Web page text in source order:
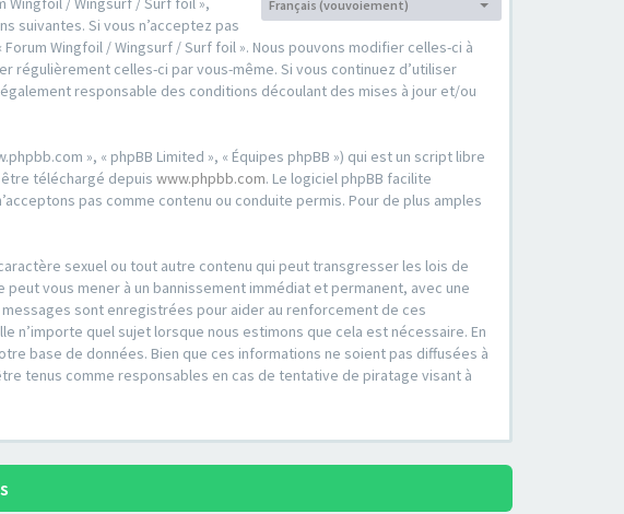
Langue :
Français (vouvoiement)
suivantes. Si vous n’acceptez pas
Wingfoil / Wingsurf / Surf foil ». Nous pouvons modifier celles-ci à
régulièrement celles-ci par vous-même. Si vous continuez d’utiliser
responsable des conditions découlant des mises à jour et/ou
», « phpBB Limited », « Équipes phpBB ») qui est un script libre
être téléchargé depuis www.phpbb.com. Le logiciel phpBB facilite
pas comme contenu ou conduite permis. Pour de plus amples
sexuel ou tout autre contenu qui peut transgresser les lois de
vous mener à un bannissement immédiat et permanent, avec une
sont enregistrées pour aider au renforcement de ces
n’importe quel sujet lorsque nous estimons que cela est nécessaire. En
base de données. Bien que ces informations ne soient pas diffusées à
tenus comme responsables en cas de tentative de piratage visant à